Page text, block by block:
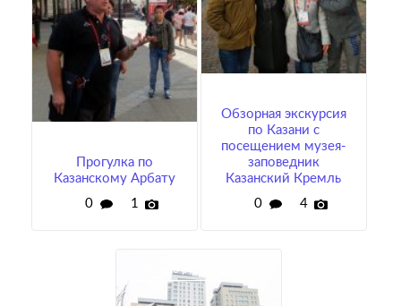
Прогулка по
Казанскому Арбату
0
1
Обзорная экскурсия
по Казани с
посещением музея-
заповедник
Казанский Кремль
0
4
от 2000 руб.